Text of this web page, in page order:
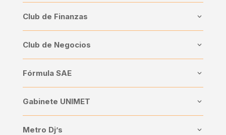
Club de Finanzas
Club de Negocios
Fórmula SAE
Gabinete UNIMET
Metro Dj’s